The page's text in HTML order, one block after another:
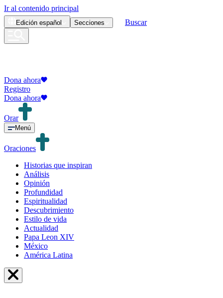
Ir al contenido principal
Edición español Secciones Buscar
Dona ahora
Registro
Dona ahora
Orar
Menú
Oraciones
Historias que inspiran
Análisis
Opinión
Profundidad
Espiritualidad
Descubrimiento
Estilo de vida
Actualidad
Papa Leon XIV
México
América Latina